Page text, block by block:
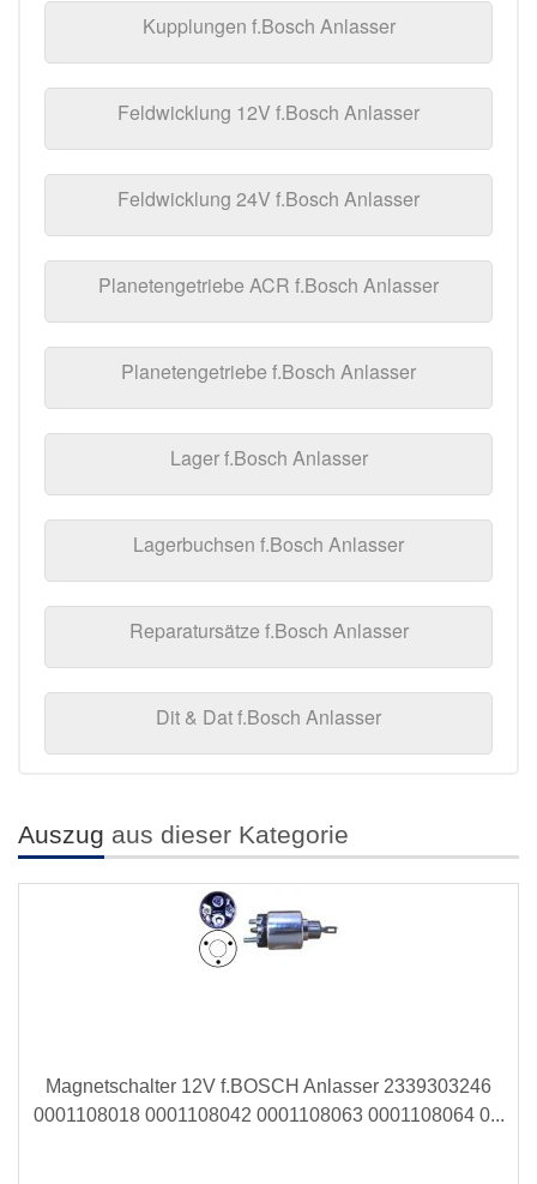
Kupplungen f.Bosch Anlasser
Feldwicklung 12V f.Bosch Anlasser
Feldwicklung 24V f.Bosch Anlasser
Planetengetriebe ACR f.Bosch Anlasser
Planetengetriebe f.Bosch Anlasser
Lager f.Bosch Anlasser
Lagerbuchsen f.Bosch Anlasser
Reparatursätze f.Bosch Anlasser
Dit & Dat f.Bosch Anlasser
Auszug aus dieser Kategorie
Magnetschalter 12V f.BOSCH Anlasser 2339303246
0001108018 0001108042 0001108063 0001108064 0...